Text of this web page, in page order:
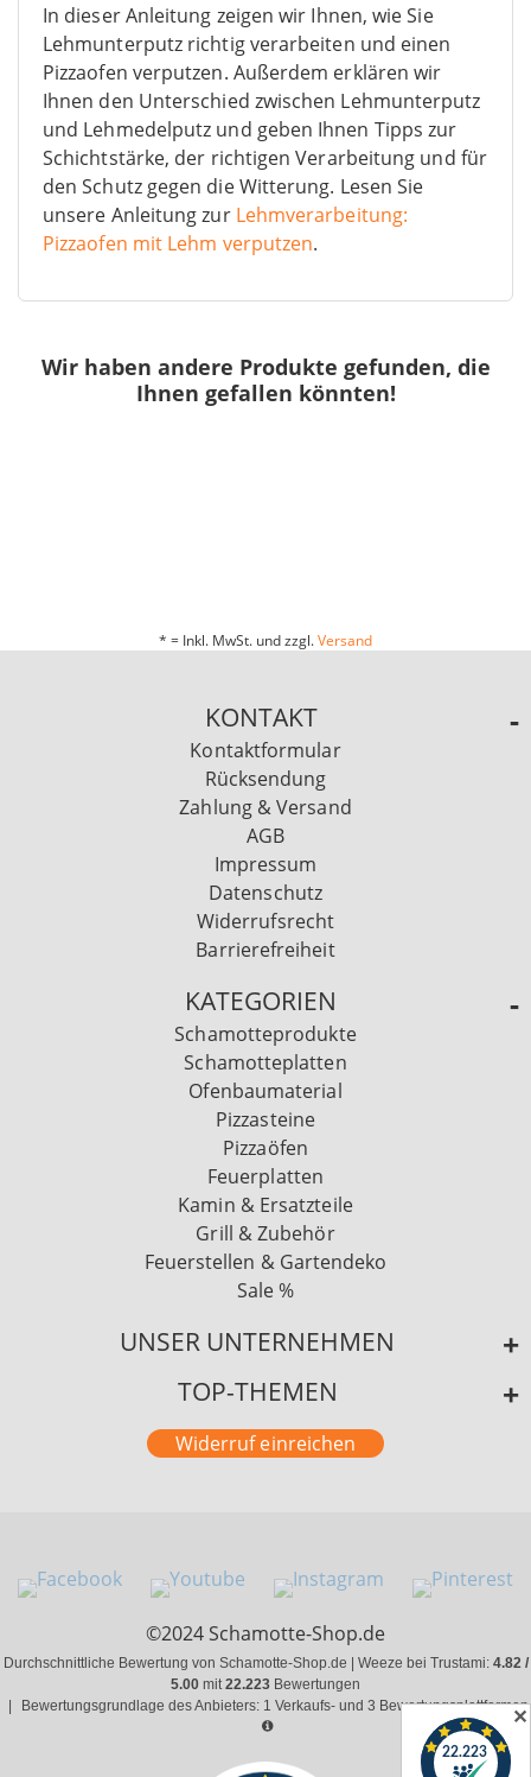
In dieser Anleitung zeigen wir Ihnen, wie Sie
Lehmunterputz richtig verarbeiten und einen
Pizzaofen verputzen. Außerdem erklären wir
Ihnen den Unterschied zwischen Lehmunterputz
und Lehmedelputz und geben Ihnen Tipps zur
Schichtstärke, der richtigen Verarbeitung und für
den Schutz gegen die Witterung. Lesen Sie
unsere Anleitung zur Lehmverarbeitung:
Pizzaofen mit Lehm verputzen.
Wir haben andere Produkte gefunden, die
Ihnen gefallen könnten!
* = Inkl. MwSt. und zzgl.Versand
KONTAKT
Kontaktformular
Rücksendung
Zahlung & Versand
AGB
Impressum
Datenschutz
Widerrufsrecht
Barrierefreiheit
KATEGORIEN
Schamotteprodukte
Schamotteplatten
Ofenbaumaterial
Pizzasteine
Pizzaöfen
Feuerplatten
Kamin & Ersatzteile
Grill & Zubehör
Feuerstellen & Gartendeko
Sale %
UNSER UNTERNEHMEN
TOP-THEMEN
Widerruf einreichen
©2024 Schamotte-Shop.de
Durchschnittliche Bewertung von Schamotte-Shop.de | Weeze bei Trustami: 4.82 /
5.00 mit22.223 Bewertungen
Bewertungsgrundlage des Anbieters: 1 Verkaufs- und 3 Bewertungsplattformen
✕